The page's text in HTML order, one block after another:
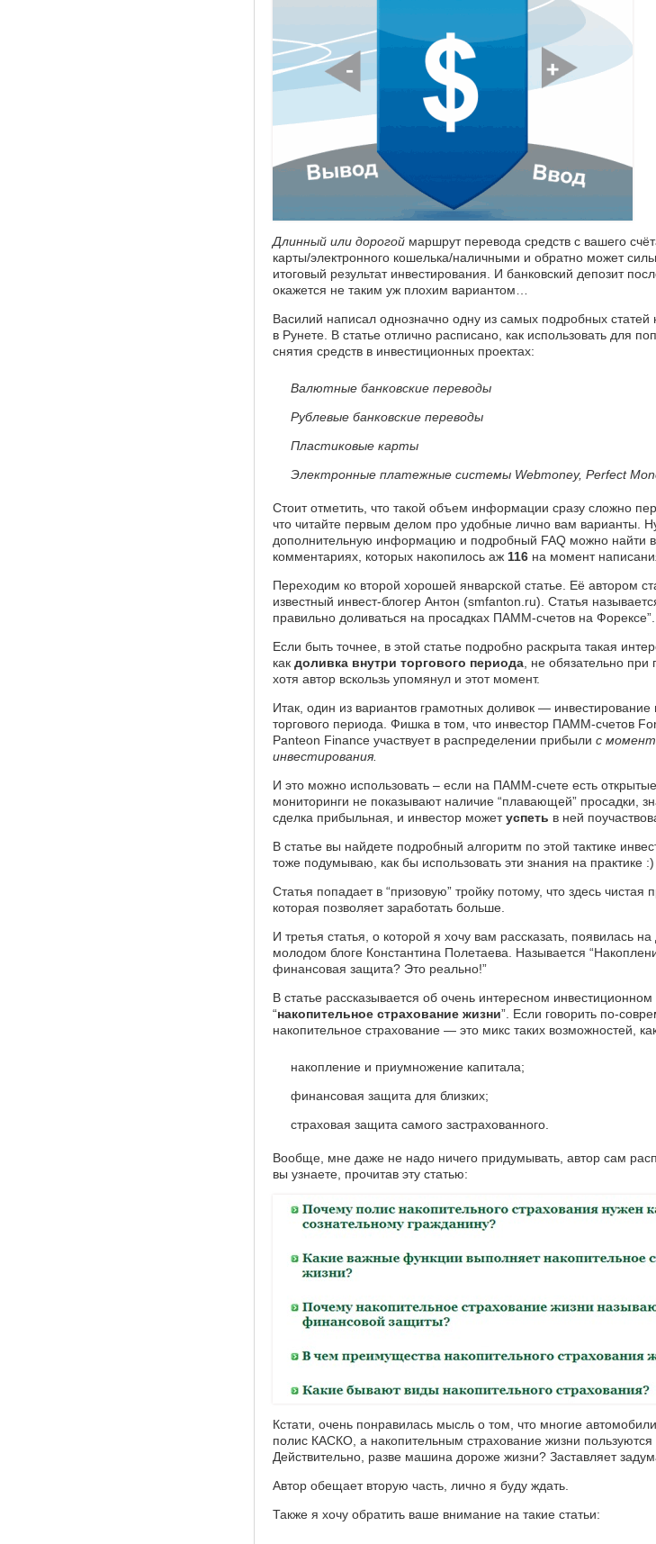
Длинный или дорогой маршрут перевода средств с вашего
карты/электронного кошелька/наличными и обратно может
итоговый результат инвестирования. И банковский депозит
окажется не таким уж плохим вариантом…
Василий написал однозначно одну из самых подробных статей
в Рунете. В статье отлично расписано, как использовать для
снятия средств в инвестиционных проектах:
Валютные банковские переводы
Рублевые банковские переводы
Пластиковые карты
Электронные платежные системы Webmoney, Perfect
Стоит отметить, что такой объем информации сразу сложно
что читайте первым делом про удобные лично вам варианты.
дополнительную информацию и подробный FAQ можно найти в
комментариях, которых накопилось аж 116 на момент
Переходим ко второй хорошей январской статье. Её автором
известный инвест-блогер Антон (smfanton.ru). Статья
правильно доливаться на просадках ПАММ-счетов на Форексе”.
Если быть точнее, в этой статье подробно раскрыта такая
как доливка внутри торгового периода , не обязательно при
хотя автор вскользь упомянул и этот момент.
Итак, один из вариантов грамотных доливок — инвестирование
торгового периода. Фишка в том, что инвестор ПАММ-счетов
Panteon Finance участвует в распределении прибыли с
инвестирования.
И это можно использовать – если на ПАММ-счете есть
мониторинги не показывают наличие “плавающей” просадки,
сделка прибыльная, и инвестор можетуспеть в ней
В статье вы найдете подробный алгоритм по этой тактике
тоже подумываю, как бы использовать эти знания на практике :)
Статья попадает в “призовую” тройку потому, что здесь чистая
которая позволяет заработать больше.
И третья статья, о которой я хочу вам рассказать, появилась
молодом блоге Константина Полетаева. Называется
финансовая защита? Это реально!”
В статье рассказывается об очень интересном
“накопительное страхование жизни”. Если говорить по-
накопительное страхование — это микс таких возможностей,
накопление и приумножение капитала;
финансовая защита для близких;
страховая защита самого застрахованного.
Вообще, мне даже не надо ничего придумывать, автор сам
вы узнаете, прочитав эту статью:
Кстати, очень понравилась мысль о том, что многие
полис КАСКО, а накопительным страхование жизни пользуются
Действительно, разве машина дороже жизни? Заставляет
Автор обещает вторую часть, лично я буду ждать.
Также я хочу обратить ваше внимание на такие статьи: